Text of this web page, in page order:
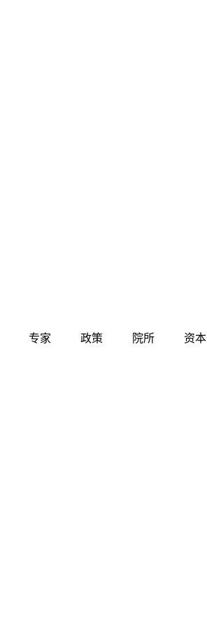
专家 政策 院所 资本